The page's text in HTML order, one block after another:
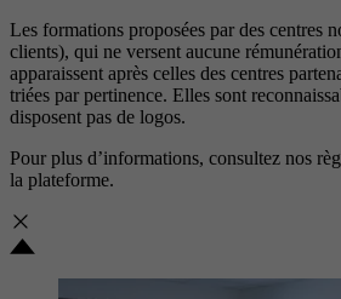
Les formations proposées par des centres
clients), qui ne versent aucune
apparaissent après celles des centres
triées par pertinence. Elles sont
disposent pas de logos.
Pour plus d’informations, consultez nos
la plateforme.